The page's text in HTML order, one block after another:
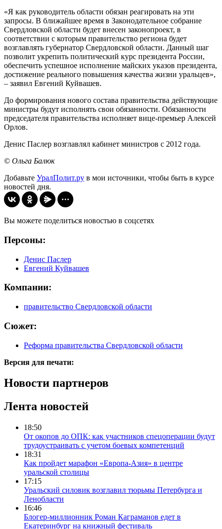
«Я как руководитель области обязан реагировать на эти
запросы. В ближайшее время в Законодательное собрание
Свердловской области будет внесен законопроект, в
соответствии с которым правительство региона будет
возглавлять губернатор Свердловской области. Данный шаг
позволит укрепить политический курс президента России,
обеспечить успешное исполнение майских указов президента,
достижение реального повышения качества жизни уральцев»,
– заявил Евгений Куйвашев.
До формирования нового состава правительства действующие
министры будут исполнять свои обязанности. Обязанности
председателя правительства исполняет вице-премьер Алексей
Орлов.
Денис Паслер возглавлял кабинет министров с 2012 года.
© Ольга Балюк
Добавьте УралПолит.ру в мои источники, чтобы быть в курсе
новостей дня.
Вы можете поделиться новостью в соцсетях
Персоны:
Денис Паслер
Евгений Куйвашев
Компании:
правительство Свердловской области
Сюжет:
Реформа правительства Свердловской области
Версия для печати:
Новости партнеров
Лента новостей
18:50
От окопов до ОПК: как участников спецоперации будут
трудоустраивать с учетом боевых компетенций
18:31
Как пройдет марафон «Европа-Азия» в центре
уральской столицы
17:15
Уральский силовик возглавил тюрьмы Петербурга и
Ленобласти
16:46
Блогер-миллионник Роман Каграманов едет в
Екатеринбург на книжный фестиваль